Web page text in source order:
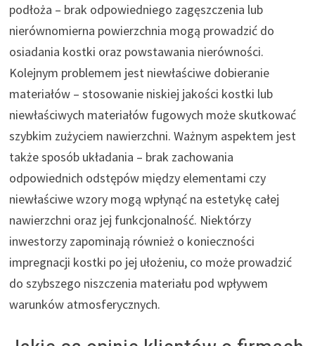
podłoża – brak odpowiedniego zagęszczenia lub
nierównomierna powierzchnia mogą prowadzić do
osiadania kostki oraz powstawania nierówności.
Kolejnym problemem jest niewłaściwe dobieranie
materiałów – stosowanie niskiej jakości kostki lub
niewłaściwych materiałów fugowych może skutkować
szybkim zużyciem nawierzchni. Ważnym aspektem jest
także sposób układania – brak zachowania
odpowiednich odstępów między elementami czy
niewłaściwe wzory mogą wpłynąć na estetykę całej
nawierzchni oraz jej funkcjonalność. Niektórzy
inwestorzy zapominają również o konieczności
impregnacji kostki po jej ułożeniu, co może prowadzić
do szybszego niszczenia materiału pod wpływem
warunków atmosferycznych.